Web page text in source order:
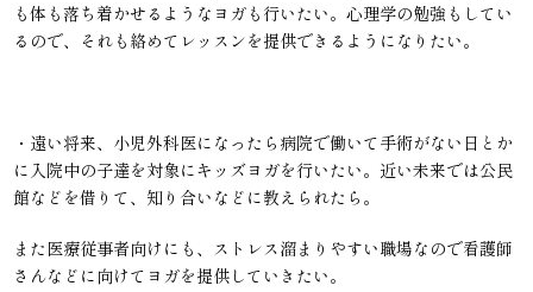
も体も落ち着かせるようなヨガも行いたい。心理学の勉強もしてい
るので、それも絡めてレッスンを提供できるようになりたい。
・遠い将来、小児外科医になったら病院で働いて手術がない日とか
に入院中の子達を対象にキッズヨガを行いたい。近い未来では公民
館などを借りて、知り合いなどに教えられたら。
また医療従事者向けにも、ストレス溜まりやすい職場なので看護師
さんなどに向けてヨガを提供していきたい。